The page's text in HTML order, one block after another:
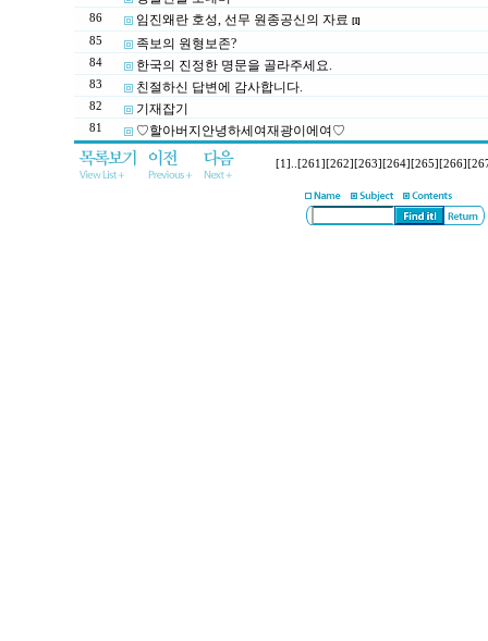
86 임진왜란 호성, 선무 원종공신의 자료 [1]
85 족보의 원형보존?
84 한국의 진정한 명문을 골라주세요.
83 친절하신 답변에 감사합니다.
82 기재잡기
81 ♡할아버지안녕하세여재광이에여♡
[1] [261] [262] [263] [264] [265] [266]